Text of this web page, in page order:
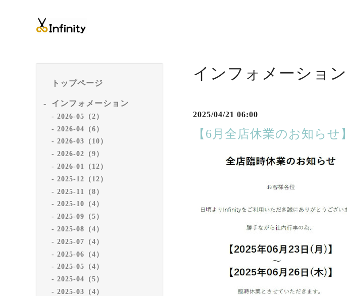
トップページ
インフォメーション
2026-05（2）
2026-04（6）
2026-03（10）
2026-02（9）
2026-01（12）
2025-12（12）
2025-11（8）
2025-10（4）
2025-09（5）
2025-08（4）
2025-07（4）
2025-06（4）
2025-05（4）
2025-04（5）
2025-03（4）
インフォメーション
2025/04/21 06:00
【6月全店休業のお知らせ】